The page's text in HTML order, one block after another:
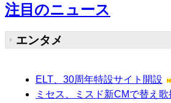
注目のニュース
エンタメ
ELT、30周年特設サイト開設
ミセス、ミスド新CMで替え歌